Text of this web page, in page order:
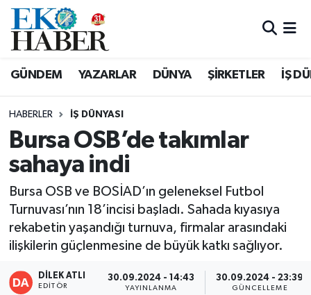
GÜNDEM YAZARLAR DÜNYA ŞİRKETLER İŞ
HABERLER İŞ DÜNYASI
Bursa OSB’de takımlar
sahaya indi
Bursa OSB ve BOSİAD’ın geleneksel Futbol
Turnuvası’nın 18’incisi başladı. Sahada kıyasıya
rekabetin yaşandığı turnuva, firmalar arasındaki
ilişkilerin güçlenmesine de büyük katkı sağlıyor.
DİLEK ATLI
EDITÖR
30.09.2024 - 14:43
YAYINLANMA
30.09.2024 - 23:39
GÜNCELLEME
Hava Durumu
Tüm Manşetler
Son Dakika Haberleri
Haber Arşivi